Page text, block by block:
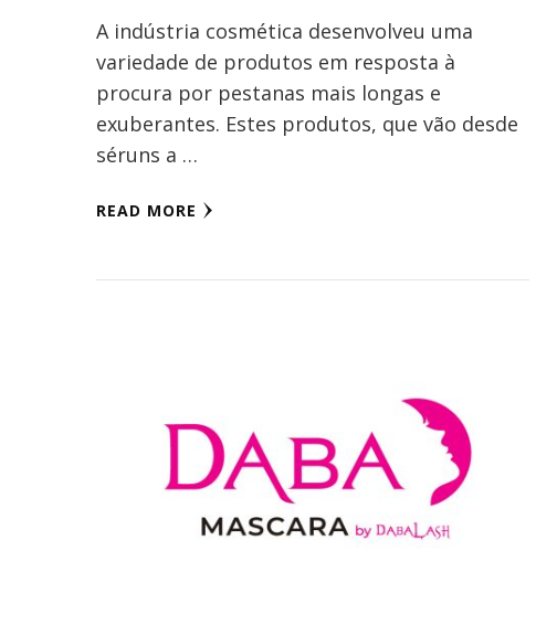
A indústria cosmética desenvolveu uma
variedade de produtos em resposta à
procura por pestanas mais longas e
exuberantes. Estes produtos, que vão desde
séruns a …
READ MORE